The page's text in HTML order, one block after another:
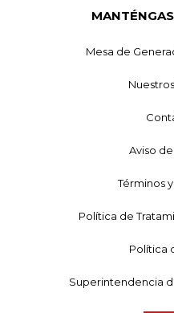
Mesa de
Aviso
Términos
Política de
Política
Superintendencia